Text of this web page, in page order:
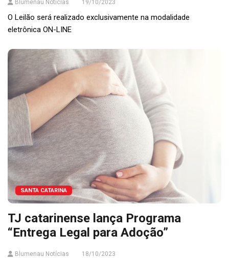
Blumenau Notícias 19/10/2023
O Leilão será realizado exclusivamente na modalidade
eletrônica ON-LINE
SANTA CATARINA
TJ catarinense lança Programa
“Entrega Legal para Adoção”
Blumenau Notícias 18/10/2023